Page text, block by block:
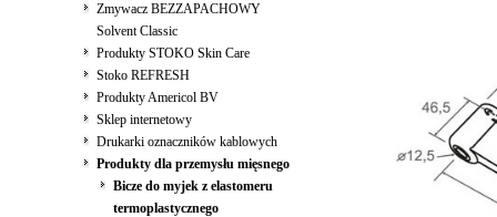
Zmywacz BEZZAPACHOWY
Solvent Classic
Produkty STOKO Skin Care
Stoko REFRESH
Produkty Americol BV
Sklep internetowy
Drukarki oznaczników kablowych
Produkty dla przemysłu mięsnego
Bicze do myjek z elastomeru
termoplastycznego